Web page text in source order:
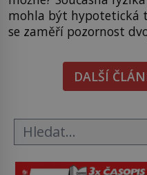
mohla být hypotetická
se zaměří pozornost
hmatatelnějšího.
Astronomové Pedro
mravenčí prací
DALŠÍ